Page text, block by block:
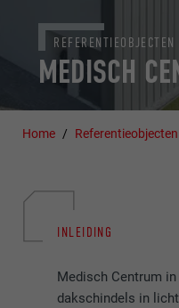
MEDISCH
REFERENTIEOBJECTEN
Home Referentieobjecten
INLEIDING
Medisch Centrum in
dakschindels in